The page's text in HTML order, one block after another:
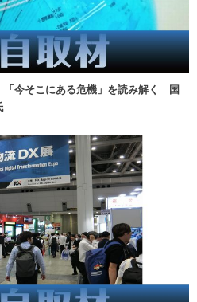
「今そこにある危機」を読み解く 国